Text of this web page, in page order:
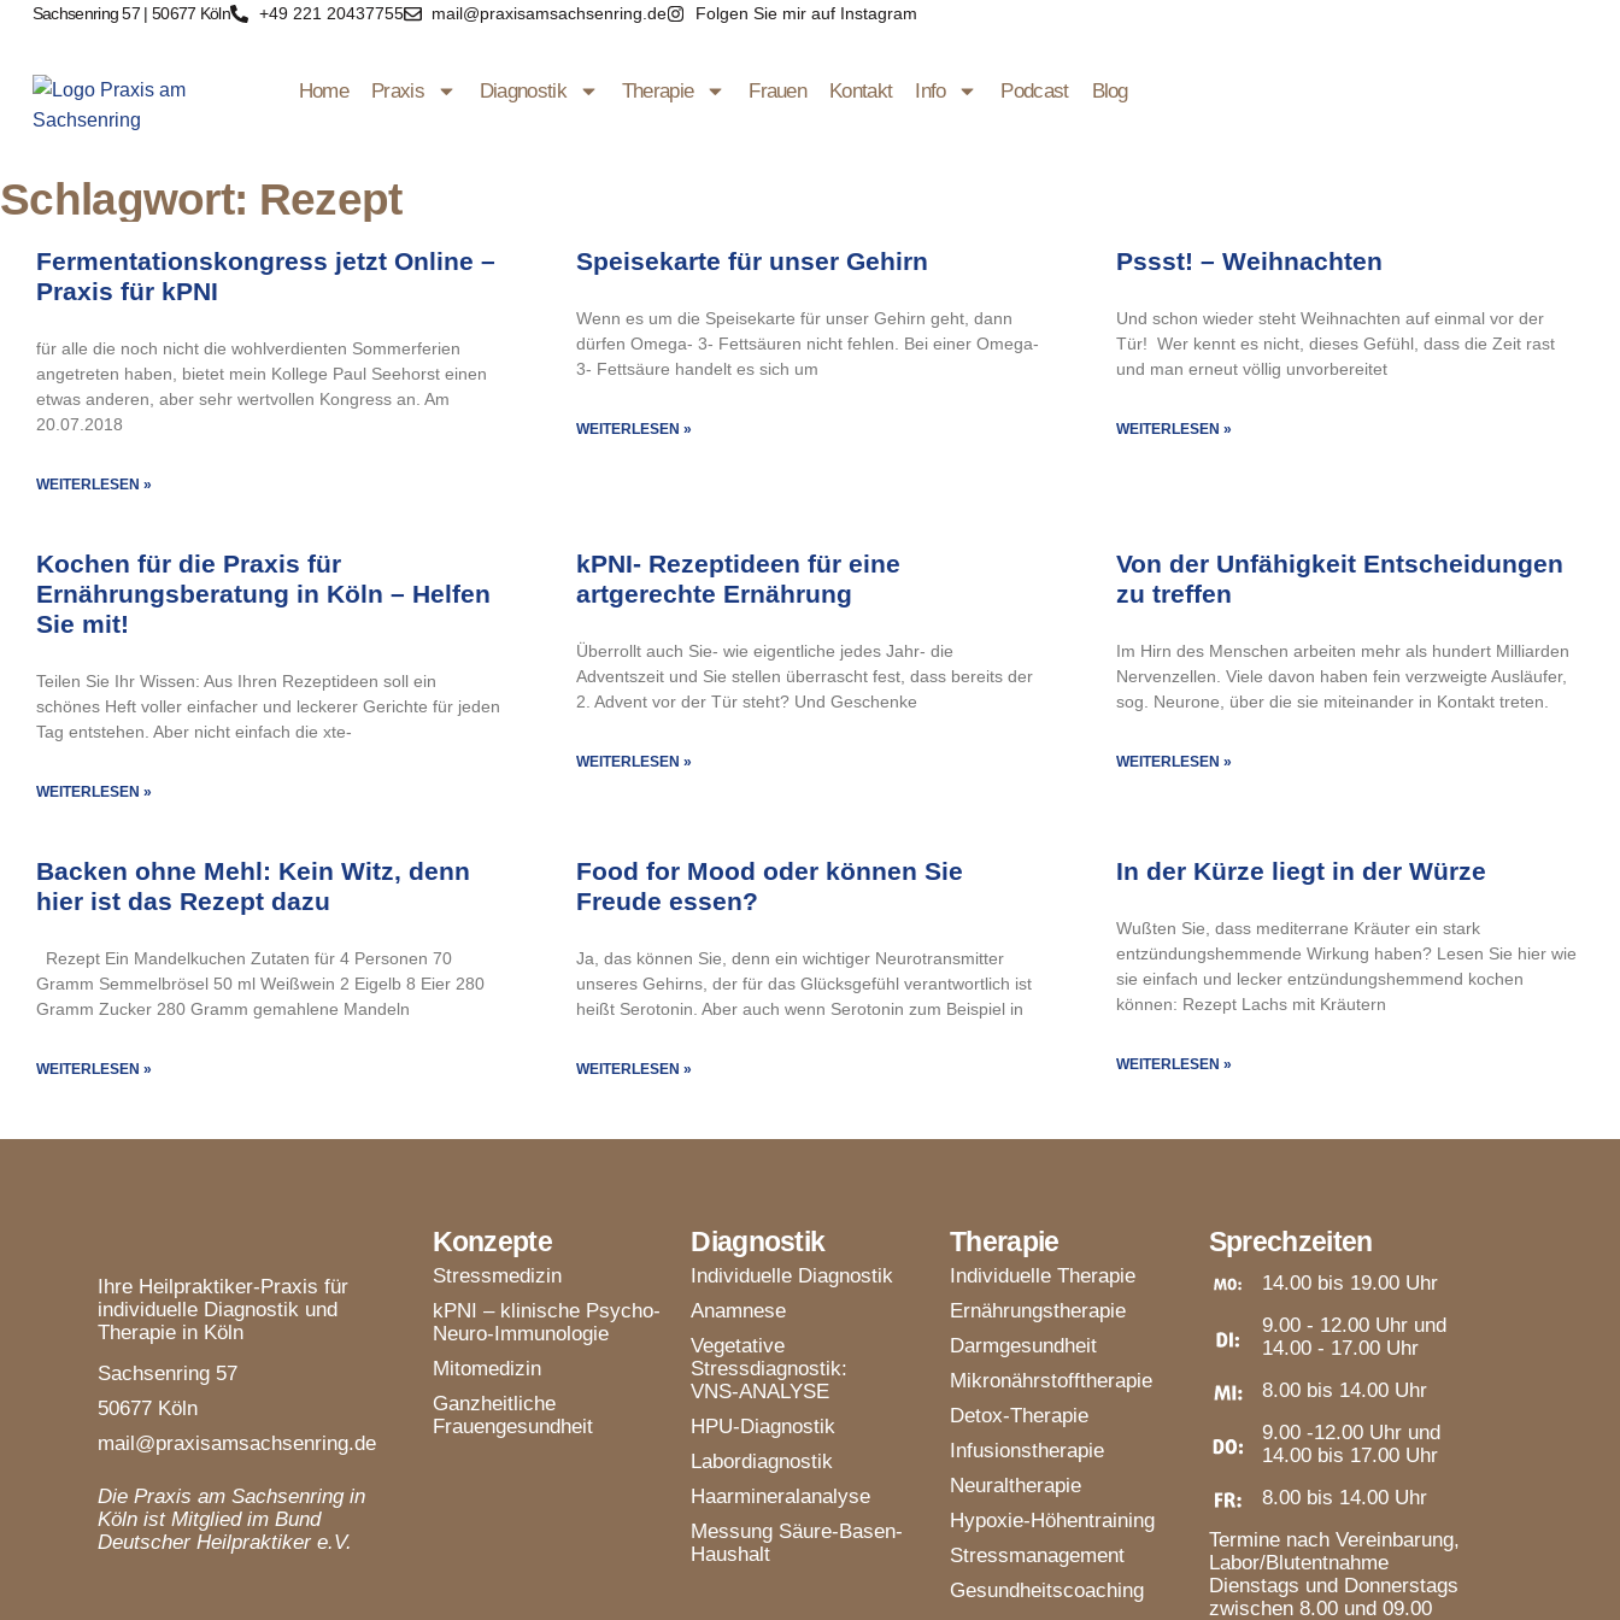
Sachsenring 57 | 50677 Köln +49 221 20437755 mail@praxisamsachsenring.de Folgen Sie mir auf Instagram
Home Praxis Diagnostik Therapie Frauen Kontakt Info Podcast Blog
Schlagwort: Rezept
Fermentationskongress jetzt Online –
Praxis für kPNI
für alle die noch nicht die wohlverdienten Sommerferien
angetreten haben, bietet mein Kollege Paul Seehorst einen
etwas anderen, aber sehr wertvollen Kongress an. Am
20.07.2018
WEITERLESEN »
Speisekarte für unser Gehirn
Wenn es um die Speisekarte für unser Gehirn geht, dann
dürfen Omega- 3- Fettsäuren nicht fehlen. Bei einer Omega-
3- Fettsäure handelt es sich um
WEITERLESEN »
Pssst! – Weihnachten
Und schon wieder steht Weihnachten auf einmal vor der
Tür! Wer kennt es nicht, dieses Gefühl, dass die Zeit rast
und man erneut völlig unvorbereitet
WEITERLESEN »
Kochen für die Praxis für
Ernährungsberatung in Köln – Helfen
Sie mit!
Teilen Sie Ihr Wissen: Aus Ihren Rezeptideen soll ein
schönes Heft voller einfacher und leckerer Gerichte für jeden
Tag entstehen. Aber nicht einfach die xte-
WEITERLESEN »
kPNI- Rezeptideen für eine
artgerechte Ernährung
Überrollt auch Sie- wie eigentliche jedes Jahr- die
Adventszeit und Sie stellen überrascht fest, dass bereits der
2. Advent vor der Tür steht? Und Geschenke
WEITERLESEN »
Von der Unfähigkeit Entscheidungen
zu treffen
Im Hirn des Menschen arbeiten mehr als hundert Milliarden
Nervenzellen. Viele davon haben fein verzweigte Ausläufer,
sog. Neurone, über die sie miteinander in Kontakt treten.
WEITERLESEN »
Backen ohne Mehl: Kein Witz, denn
hier ist das Rezept dazu
Rezept Ein Mandelkuchen Zutaten für 4 Personen 70
Gramm Semmelbrösel 50 ml Weißwein 2 Eigelb 8 Eier 280
Gramm Zucker 280 Gramm gemahlene Mandeln
WEITERLESEN »
Food for Mood oder können Sie
Freude essen?
Ja, das können Sie, denn ein wichtiger Neurotransmitter
unseres Gehirns, der für das Glücksgefühl verantwortlich ist
heißt Serotonin. Aber auch wenn Serotonin zum Beispiel in
WEITERLESEN »
In der Kürze liegt in der Würze
Wußten Sie, dass mediterrane Kräuter ein stark
entzündungshemmende Wirkung haben? Lesen Sie hier wie
sie einfach und lecker entzündungshemmend kochen
können: Rezept Lachs mit Kräutern
WEITERLESEN »
Ihre Heilpraktiker-Praxis für
individuelle Diagnostik und
Therapie in Köln
Sachsenring 57
50677 Köln
mail@praxisamsachsenring.de
Die Praxis am Sachsenring in
Köln ist Mitglied im Bund
Deutscher Heilpraktiker e.V.
Konzepte
Stressmedizin
kPNI – klinische Psycho-
Neuro-Immunologie
Mitomedizin
Ganzheitliche
Frauengesundheit
Diagnostik
Individuelle Diagnostik
Anamnese
Vegetative
Stressdiagnostik:
VNS-ANALYSE
HPU-Diagnostik
Labordiagnostik
Haarmineralanalyse
Messung Säure-Basen-
Haushalt
Therapie
Individuelle Therapie
Ernährungstherapie
Darmgesundheit
Mikronährstofftherapie
Detox-Therapie
Infusionstherapie
Neuraltherapie
Hypoxie-Höhentraining
Stressmanagement
Gesundheitscoaching
Sprechzeiten
14.00 bis 19.00 Uhr
9.00 - 12.00 Uhr und
14.00 - 17.00 Uhr
8.00 bis 14.00 Uhr
9.00 -12.00 Uhr und
14.00 bis 17.00 Uhr
8.00 bis 14.00 Uhr
Termine nach Vereinbarung,
Labor/Blutentnahme
Dienstags und Donnerstags
zwischen 8.00 und 09.00